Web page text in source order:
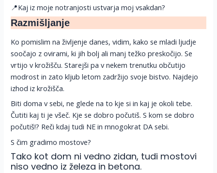
📍Kaj iz moje notranjosti ustvarja moj vsakdan?
Razmišljanje
Ko pomislim na življenje danes, vidim, kako se mladi ljudje
soočajo z ovirami, ki jih bolj ali manj težko preskočijo. Se
vrtijo v krožišču. Starejši pa v nekem trenutku občutijo
modrost in zato kljub letom zadržijo svoje bistvo. Najdejo
izhod iz krožišča.
Biti doma v sebi, ne glede na to kje si in kaj je okoli tebe.
Čutiti kaj ti je všeč. Kje se dobro počutiš. S kom se dobro
počutiš!? Reči kdaj tudi NE in mnogokrat DA sebi.
S čim gradimo mostove?
Tako kot dom ni vedno zidan, tudi mostovi
niso vedno iz železa in betona.